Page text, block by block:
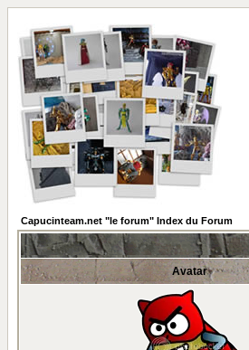
Capucinteam.net "le forum" Index du Forum
Avatar